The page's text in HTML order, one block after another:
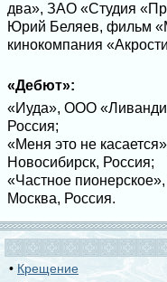
два», ЗАО «Студия
Юрий Беляев, фильм
кинокомпания
«Дебют»:
«Иуда», ООО
Россия;
«Меня это не
Новосибирск, Россия;
«Частное
Москва, Россия.
• Крещение